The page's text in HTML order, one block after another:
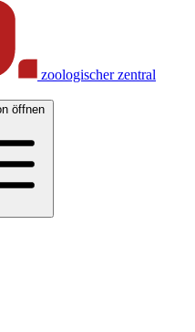
zoologischer zentral
öffnen